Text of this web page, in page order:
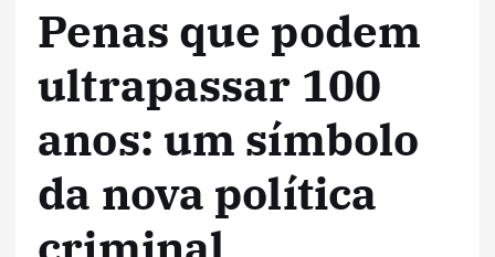
Penas que podem
ultrapassar 100
anos: um símbolo
da nova política